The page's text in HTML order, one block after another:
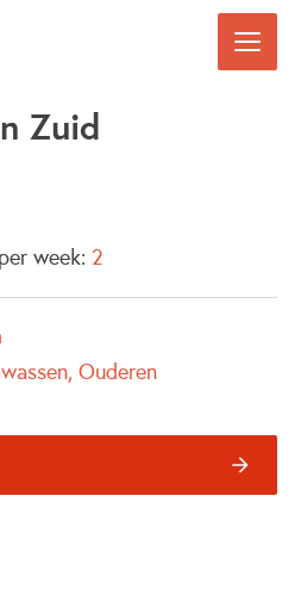
Zuid
week: 2
Ouderen